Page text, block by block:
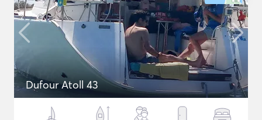
Dufour Atoll 43